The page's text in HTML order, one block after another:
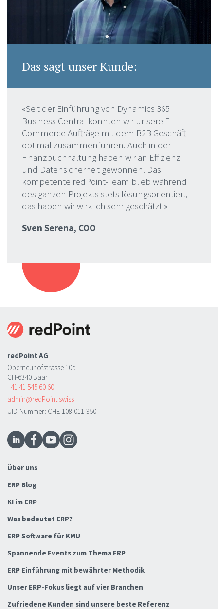
Das sagt unser Kunde:
«Seit der Einführung von Dynamics 365
Business Central konnten wir unsere E-
Commerce Aufträge mit dem B2B Geschäft
optimal zusammenführen. Auch in der
Finanzbuchhaltung haben wir an Effizienz
und Datensicherheit gewonnen. Das
kompetente redPoint-Team blieb während
des ganzen Projekts stets lösungsorientiert,
das haben wir wirklich sehr geschätzt.»
Sven Serena, COO
redPoint AG
Oberneuhofstrasse 10d
CH-6340 Baar
+41 41 545 60 60
admin@redPoint.swiss
UID-Nummer: CHE-108-011-350
Über uns
ERP Blog
KI im ERP
Was bedeutet ERP?
ERP Software für KMU
Spannende Events zum Thema ERP
ERP Einführung mit bewährter Methodik
Unser ERP-Fokus liegt auf vier Branchen
Zufriedene Kunden sind unsere beste Referenz